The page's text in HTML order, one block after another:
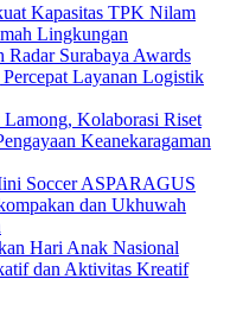
Kapasitas TPK Nilam
Lingkungan
Surabaya Awards
Layanan Logistik
Kolaborasi Riset
Keanekaragaman
Soccer ASPARAGUS
dan Ukhuwah
Hari Anak Nasional
dan Aktivitas Kreatif